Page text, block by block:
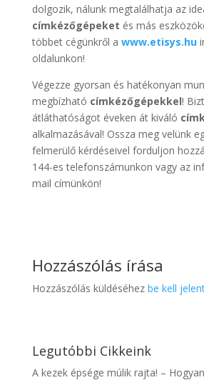
dolgozik, nálunk megtalálhatja az
címkézőgépeket és más
többet cégünkről a www.etisys.hu
oldalunkon!
Végezze gyorsan és hatékonyan
megbízható címkézőgépekkel!
átláthatóságot éveken át kiváló
alkalmazásával! Ossza meg velünk
felmerülő kérdéseivel forduljon
144-es telefonszámunkon vagy az
mail címünkön!
Hozzászólás írása
Hozzászólás küldéséhez be kell
Legutóbbi Cikkeink
A kezek épsége múlik rajta! –